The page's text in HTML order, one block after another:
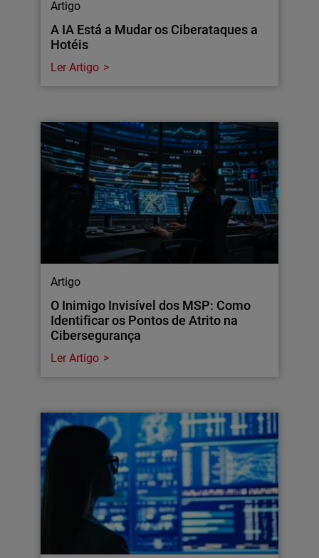
Artigo
A IA Está a Mudar os Ciberataques a
Hotéis
Ler Artigo
Artigo
O Inimigo Invisível dos MSP: Como
Identificar os Pontos de Atrito na
Cibersegurança
Ler Artigo